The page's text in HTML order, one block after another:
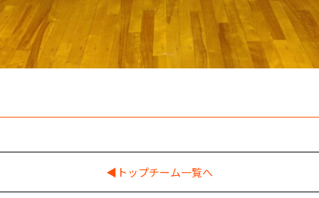
◀︎トップチーム一覧へ